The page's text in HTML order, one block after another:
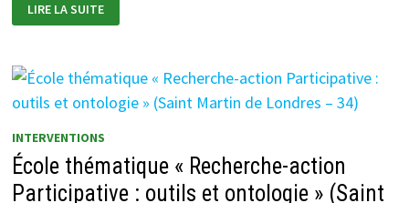
POLITIQUES
DU
CITOYENNETÉ,
(DUNKERQUE-
LIRE LA SUITE
INTERVENTIONS
École thématique « Recherche-action
Participative : outils et ontologie » (Saint